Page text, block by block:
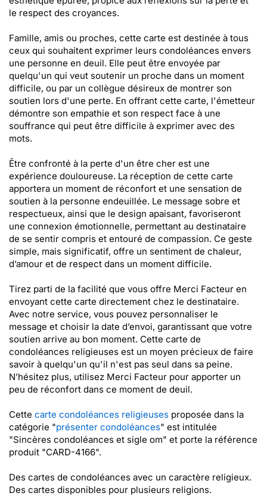
le respect des croyances.
Famille, amis ou proches, cette carte est destinée à tous
ceux qui souhaitent exprimer leurs condoléances envers
une personne en deuil. Elle peut être envoyée par
quelqu'un qui veut soutenir un proche dans un moment
difficile, ou par un collègue désireux de montrer son
soutien lors d'une perte. En offrant cette carte, l'émetteur
démontre son empathie et son respect face à une
souffrance qui peut être difficile à exprimer avec des
mots.
Être confronté à la perte d'un être cher est une
expérience douloureuse. La réception de cette carte
apportera un moment de réconfort et une sensation de
soutien à la personne endeuillée. Le message sobre et
respectueux, ainsi que le design apaisant, favoriseront
une connexion émotionnelle, permettant au destinataire
de se sentir compris et entouré de compassion. Ce geste
simple, mais significatif, offre un sentiment de chaleur,
d’amour et de respect dans un moment difficile.
Tirez parti de la facilité que vous offre Merci Facteur en
envoyant cette carte directement chez le destinataire.
Avec notre service, vous pouvez personnaliser le
message et choisir la date d’envoi, garantissant que votre
soutien arrive au bon moment. Cette carte de
condoléances religieuses est un moyen précieux de faire
savoir à quelqu'un qu'il n'est pas seul dans sa peine.
N’hésitez plus, utilisez Merci Facteur pour apporter un
peu de réconfort dans ce moment de deuil.
Cette carte condoléances religieuses proposée dans la
catégorie "présenter condoléances" est intitulée
"Sincères condoléances et sigle om" et porte la référence
produit "CARD-4166".
Des cartes de condoléances avec un caractère religieux.
Des cartes disponibles pour plusieurs religions.